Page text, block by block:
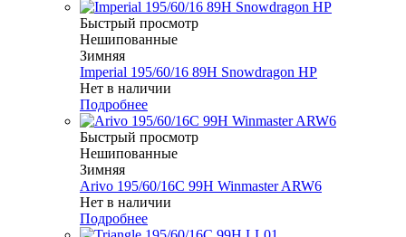
Быстрый просмотр
Нешипованные
Зимняя
Imperial 195/60/16 89H Snowdragon HP
Нет в наличии
Подробнее
Быстрый просмотр
Нешипованные
Зимняя
Arivo 195/60/16C 99H Winmaster ARW6
Нет в наличии
Подробнее